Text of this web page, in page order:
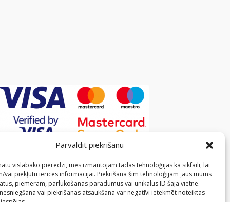
Pārvaldīt piekrišanu
vislabāko pieredzi, mēs izmantojam tādas tehnoloģijas kā sīkfaili, lai
vai piekļūtu ierīces informācijai. Piekrišana šīm tehnoloģijām ļaus mums
piemēram, pārlūkošanas paradumus vai unikālus ID šajā vietnē.
vai piekrišanas atsaukšana var negatīvi ietekmēt noteiktas